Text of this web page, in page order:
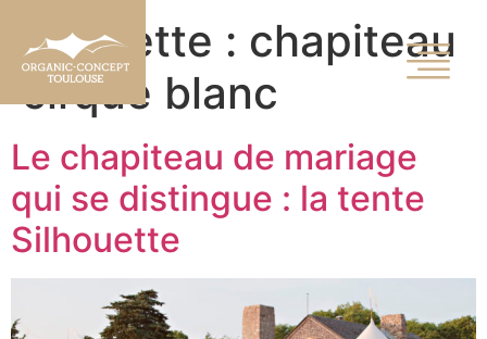
Étiquette : chapiteau
cirque blanc
Le chapiteau de mariage
qui se distingue : la tente
Silhouette